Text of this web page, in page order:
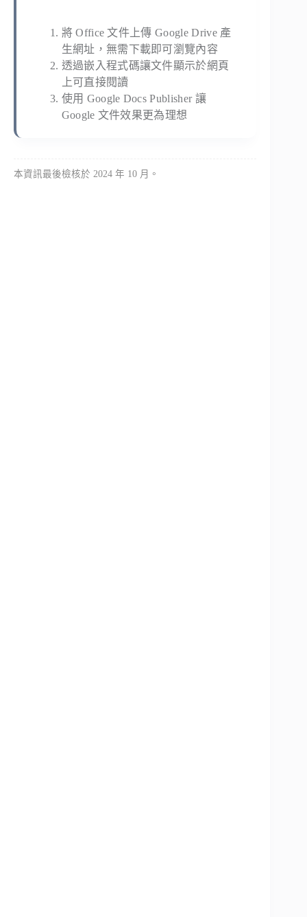
將 Office 文件上傳 Google Drive 產
生網址，無需下載即可瀏覽內容
透過嵌入程式碼讓文件顯示於網頁
上可直接閱讀
使用 Google Docs Publisher 讓
Google 文件效果更為理想
本資訊最後檢核於 2024 年 10 月。